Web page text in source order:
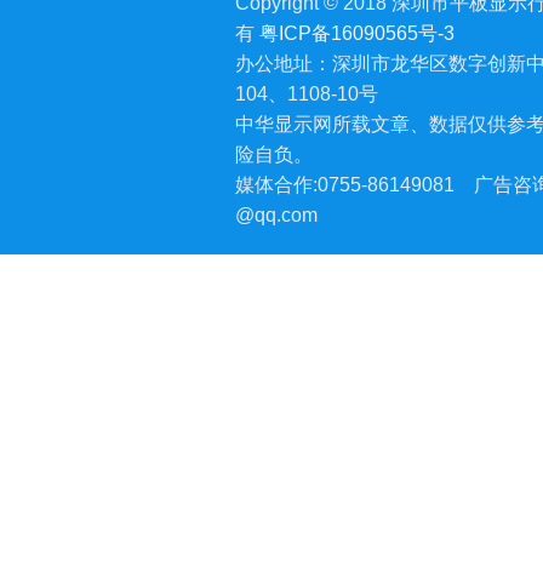
有 粤ICP备16090565号-3
办公地址：深圳市龙华区数字创新
104、1108-10号
中华显示网所载文章、数据仅供参
险自负。
媒体合作:0755-86149081
广告咨
@qq.com